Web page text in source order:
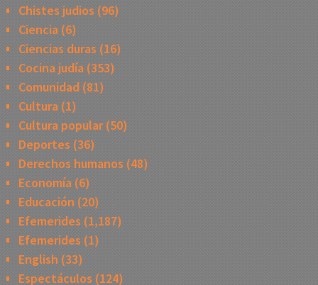
Chistes judios (96)
Ciencia(6)
Ciencias duras (16)
Cocina judía(353)
Comunidad(81)
Cultura(1)
Cultura popular(50)
Deportes (36)
Derechos humanos (48)
Economía(6)
Educación (20)
Efemerides (1,187)
Efemerides (1)
English (33)
Espectáculos (124)